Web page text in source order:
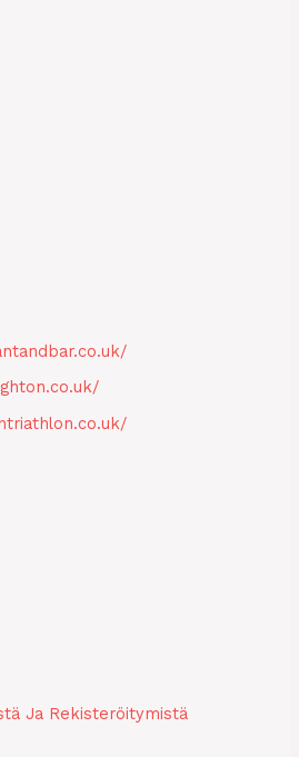
Ja Rekisteröitymistä